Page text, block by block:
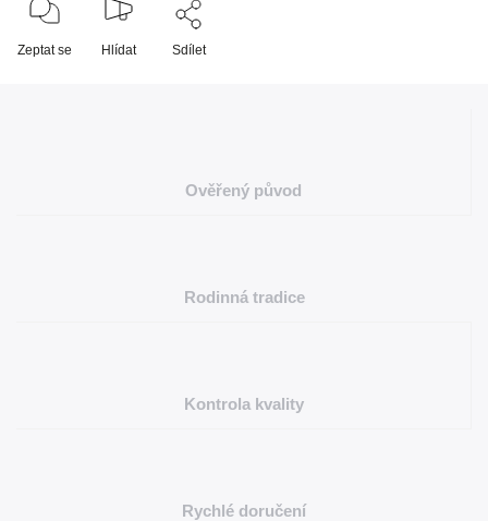
Zeptat se Hlídat Sdílet
Ověřený původ
Rodinná tradice
Kontrola kvality
Rychlé doručení